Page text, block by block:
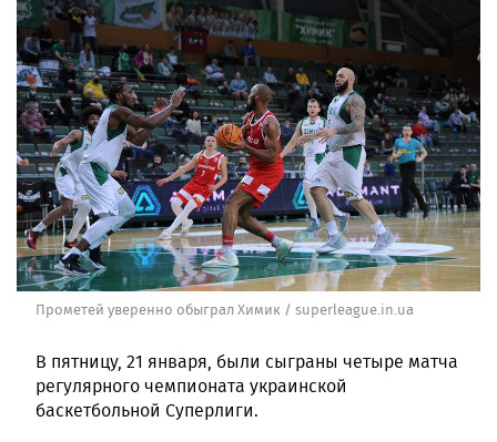
Прометей уверенно обыграл Химик / superleague.in.ua
В пятницу, 21 января, были сыграны четыре матча
регулярного чемпионата украинской
баскетбольной Суперлиги.